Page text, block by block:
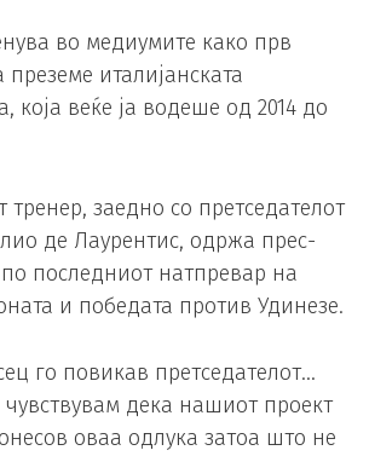
во медиумите како прв
италијанската
која веќе ја водеше од 2014 до
заедно со претседателот
де Лаурентис, одржа прес-
последниот натпревар на
и победата против Удинезе.
го повикав претседателот…
дека нашиот проект
оваа одлука затоа што не